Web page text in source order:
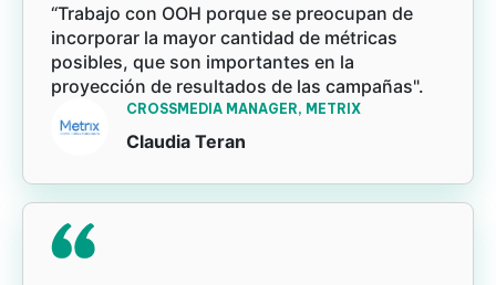
“Trabajo con OOH porque se preocupan de
incorporar la mayor cantidad de métricas
posibles, que son importantes en la
proyección de resultados de las campañas".
CROSSMEDIA MANAGER, METRIX
Claudia Teran